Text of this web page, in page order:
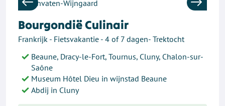
Previous Next
Bourgondië Culinair
Frankrijk - Fietsvakantie - 4 of 7 dagen- Trektocht
Beaune, Dracy-le-Fort, Tournus, Cluny, Chalon-sur-
Saône
Museum Hôtel Dieu in wijnstad Beaune
Abdij in Cluny